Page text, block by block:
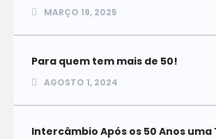
MARÇO 19, 2025
Para quem tem mais de 50!
AGOSTO 1, 2024
Intercâmbio Após os 50 Anos